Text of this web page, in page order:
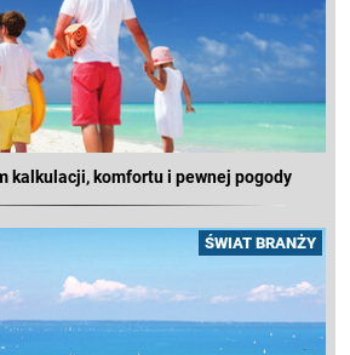
kalkulacji, komfortu i pewnej pogody
ŚWIAT BRANŻY